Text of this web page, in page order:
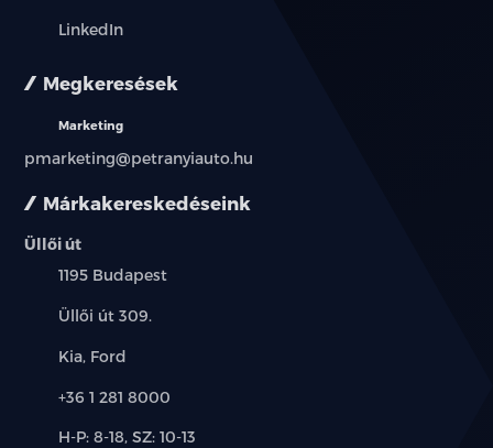
Márkakereskedéseink
Üllői út
Település:
1195 Budapest
Cím:
Üllői út 309.
Márkák:
Kia, Ford
Telefon:
+36 1 281 8000
Új-
H-P: 8-18, SZ: 10-13
LinkedIn
Megkeresések
Marketing
pmarketing@petranyiauto.hu